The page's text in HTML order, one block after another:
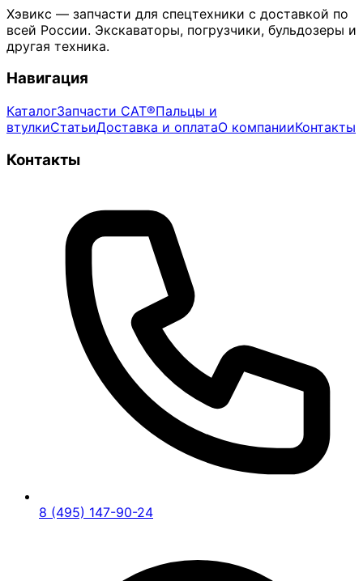
Хэвикс — запчасти для спецтехники с доставкой по
всей России. Экскаваторы, погрузчики, бульдозеры и
другая техника.
Навигация
КаталогЗапчасти CAT®Пальцы и
втулкиСтатьиДоставка и оплатаО компанииКонтакты
Контакты
8 (495) 147-90-24